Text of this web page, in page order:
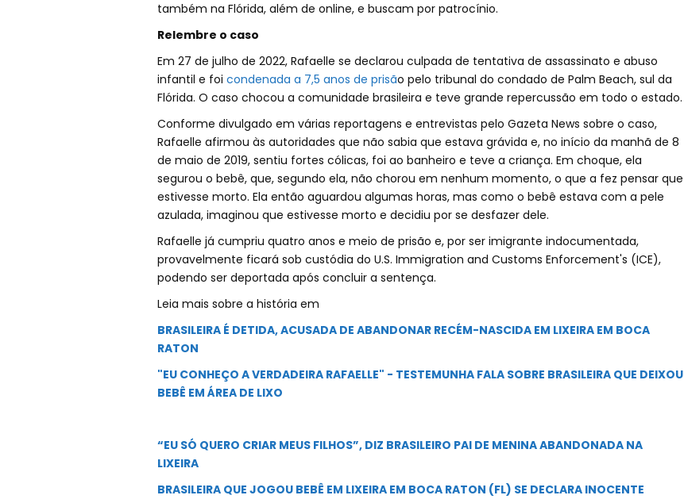
também na Flórida, além de online, e buscam por patrocínio.
Relembre o caso
Em 27 de julho de 2022, Rafaelle se declarou culpada de tentativa de assassinato e abuso
infantil e foi condenada a 7,5 anos de prisão pelo tribunal do condado de Palm Beach, sul da
Flórida. O caso chocou a comunidade brasileira e teve grande repercussão em todo o estado.
Conforme divulgado em várias reportagens e entrevistas pelo Gazeta News sobre o caso,
Rafaelle afirmou às autoridades que não sabia que estava grávida e, no início da manhã de 8
de maio de 2019, sentiu fortes cólicas, foi ao banheiro e teve a criança. Em choque, ela
segurou o bebê, que, segundo ela, não chorou em nenhum momento, o que a fez pensar que
estivesse morto. Ela então aguardou algumas horas, mas como o bebê estava com a pele
azulada, imaginou que estivesse morto e decidiu por se desfazer dele.
Rafaelle já cumpriu quatro anos e meio de prisão e, por ser imigrante indocumentada,
provavelmente ficará sob custódia do U.S. Immigration and Customs Enforcement's (ICE),
podendo ser deportada após concluir a sentença.
Leia mais sobre a história em
BRASILEIRA É DETIDA, ACUSADA DE ABANDONAR RECÉM-NASCIDA EM LIXEIRA EM BOCA
RATON
"EU CONHEÇO A VERDADEIRA RAFAELLE" - TESTEMUNHA FALA SOBRE BRASILEIRA QUE DEIXOU
BEBÊ EM ÁREA DE LIXO
“EU SÓ QUERO CRIAR MEUS FILHOS”, DIZ BRASILEIRO PAI DE MENINA ABANDONADA NA
LIXEIRA
BRASILEIRA QUE JOGOU BEBÊ EM LIXEIRA EM BOCA RATON (FL) SE DECLARA INOCENTE